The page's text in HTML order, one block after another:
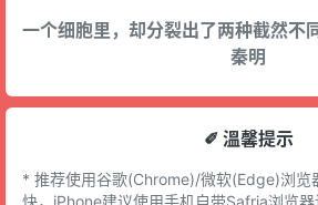
一个细胞里，却分裂出了两种截然
秦明
✐ 溫馨提示
* 推荐使用谷歌(Chrome)/微软(Edge)浏览
快，iPhone建议使用手机自带Safria浏览器